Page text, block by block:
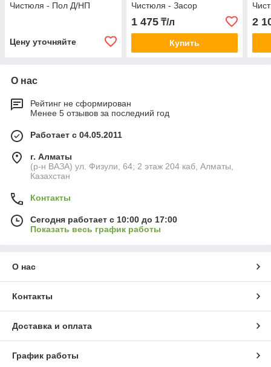
Чистюля - Пол Д/НП
Цену уточняйте
Чистюля - Засор
1 475₸/л
Купить
2
О нас
Рейтинг не сформирован
Менее 5 отзывов за последний год
Работает с 04.05.2011
г. Алматы
(р-н ВАЗА) ул. Физули, 64; 2 этаж 204 каб, Алматы,
Казахстан
Контакты
Сегодня работает с 10:00 до 17:00
Показать весь график работы
О нас
Контакты
Доставка и оплата
График работы